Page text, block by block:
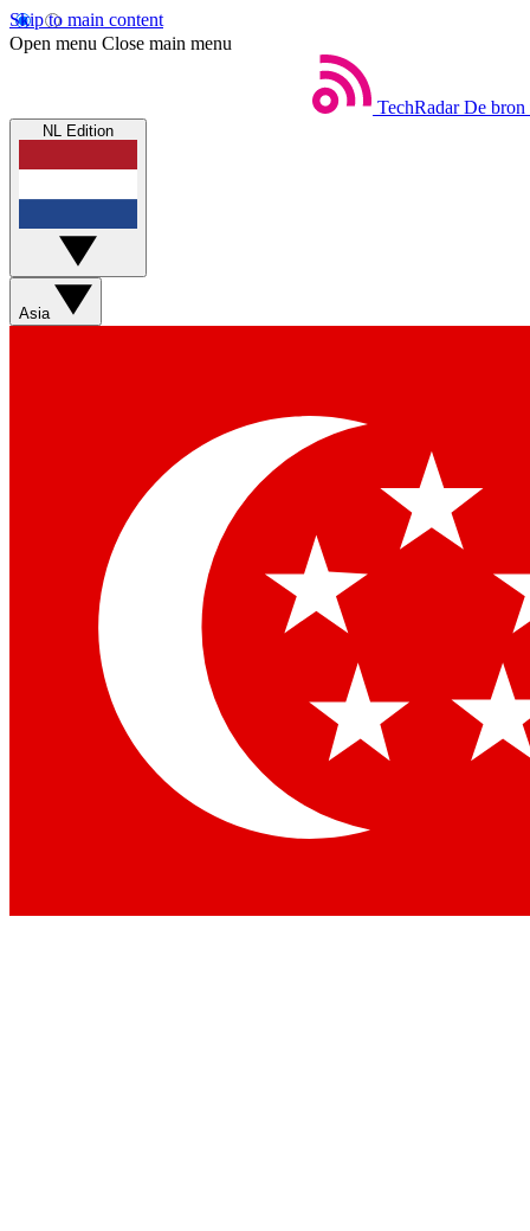
Skip to main content
Open menu Close main menu
TechRadar De bron
NL Edition
Asia